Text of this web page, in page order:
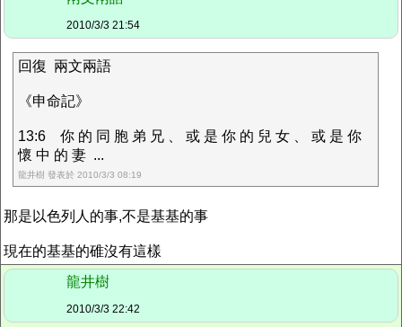
2010/3/3 21:54
回復 兩文兩語
《申命記》
13:6 你 的 同 胞 弟 兄 、 或 是 你 的 兒 女 、 或 是 你
懷 中 的 妻 ...
龍井樹 發表於 2010/3/3 08:19
那是以色列人的事,不是基基的事
現在的基基的碓沒有這樣
龍井樹
2010/3/3 22:42